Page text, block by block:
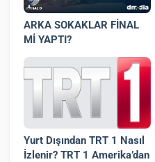
ARKA SOKAKLAR FİNAL
Mİ YAPTI?
Yurt Dışından TRT 1 Nasıl
İzlenir? TRT 1 Amerika’dan